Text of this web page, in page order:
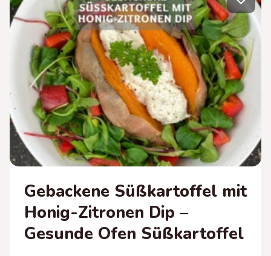
Gebackene Süßkartoffel mit
Honig-Zitronen Dip –
Gesunde Ofen Süßkartoffel